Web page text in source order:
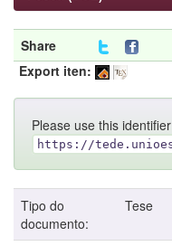
Share
Export iten:
Please use this
https://
Tipo do
documento:
Tese